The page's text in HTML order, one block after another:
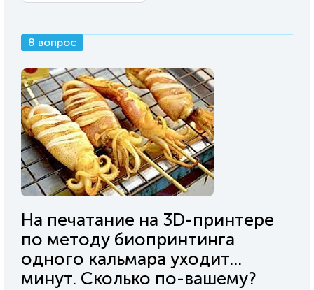
8 вопрос
На печатание на 3D-принтере
по методу биопринтинга
одного кальмара уходит...
минут. Сколько по-вашему?